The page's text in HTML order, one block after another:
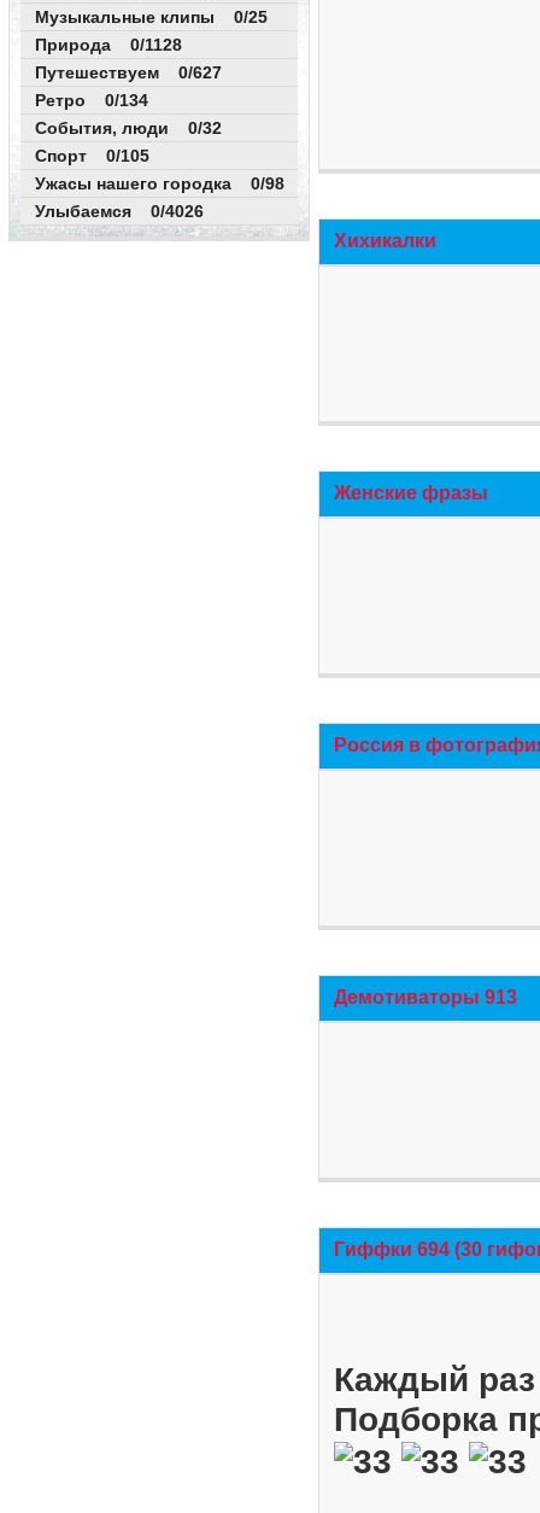
Музыкальные клипы 0/25
Природа 0/1128
Путешествуем 0/627
Ретро 0/134
События, люди 0/32
Спорт 0/105
Ужасы нашего городка 0/98
Улыбаемся 0/4026
Хихикалки
Женские фразы
Россия в
Демотиваторы 913
Гиффки 694 (30
Каждый
Подборка